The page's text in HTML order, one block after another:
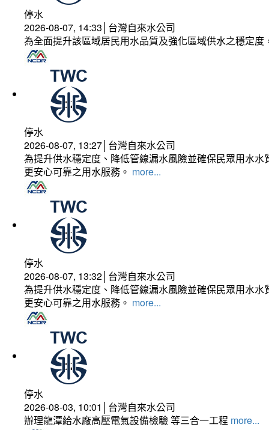
停水
2026-08-07, 14:33│台灣自來水公司
為全面提升該區域居民用水品質及強化區域供水之穩定
停水
2026-08-07, 13:27│台灣自來水公司
為提升供水穩定度、降低管線漏水風險並確保民眾用水
更安心可靠之用水服務。 more...
停水
2026-08-07, 13:32│台灣自來水公司
為提升供水穩定度、降低管線漏水風險並確保民眾用水
更安心可靠之用水服務。 more...
停水
2026-08-03, 10:01│台灣自來水公司
辦理龍潭給水廠高壓電氣設備檢驗 等三合一工程 more...